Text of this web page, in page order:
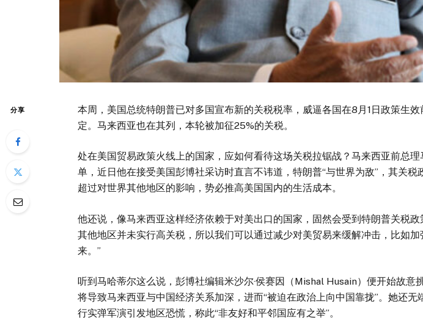
分享
本周，美国总统特朗普已对多国宣布新的关税税率，威逼各国在8月1日政策生
定。马来西亚也在其列，本轮被加征25%的关税。
处在美国贸易政策火线上的国家，应如何看待这场关税拉锯战？马来西亚前总
单，近日他在接受美国彭博社采访时直言不讳道，特朗普“与世界为敌”，其关税
超过对世界其他地区的影响，势必推高美国国内的生活成本。
他还说，像马来西亚这样经济依赖于对美出口的国家，固然会受到特朗普关税政
其他地区并未实行高关税，所以我们可以通过减少对美贸易来缓解冲击，比如
来。”
听到马哈蒂尔这么说，彭博社编辑米沙尔·侯赛因（Mishal Husain）便开始故意
将导致马来西亚与中国经济关系加深，进而“被迫在政治上向中国靠拢”。她还无
行实弹军演引发地区恐慌，称此“非友好和平邻国应有之举”。